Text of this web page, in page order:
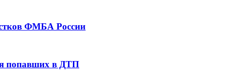
ФМБА России
попавших в ДТП